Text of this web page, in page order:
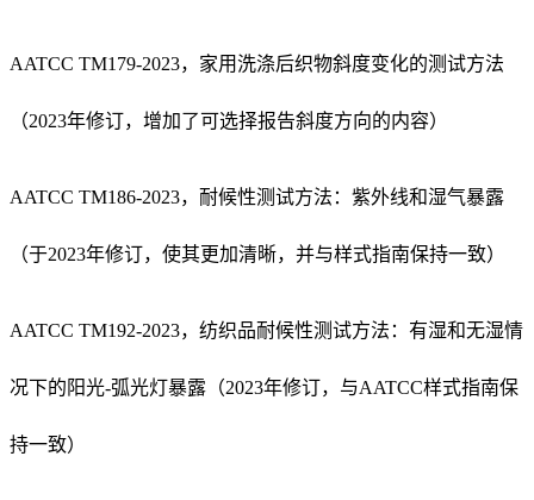
AATCC TM179-2023，家用洗涤后织物斜度变化的测试方法
（2023年修订，增加了可选择报告斜度方向的内容）
AATCC TM186-2023，耐候性测试方法：紫外线和湿气暴露
（于2023年修订，使其更加清晰，并与样式指南保持一致）
AATCC TM192-2023，纺织品耐候性测试方法：有湿和无湿情
况下的阳光-弧光灯暴露（2023年修订，与AATCC样式指南保
持一致）